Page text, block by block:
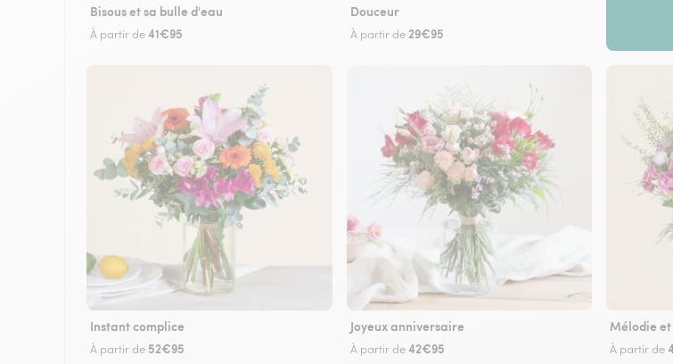
Bisous et sa bulle d'eau
À partir de41€95
Douceur
À partir de 29€95
Instant complice
À partir de 52€95
Joyeux anniversaire
À partir de42€95
Mélodie
À partir de